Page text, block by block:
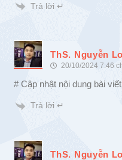
Trả lời ↵
ThS. Nguyễn
20/10/2024 7:46
# Cập nhật nội dung bài
Trả lời ↵
ThS. Nguyễn